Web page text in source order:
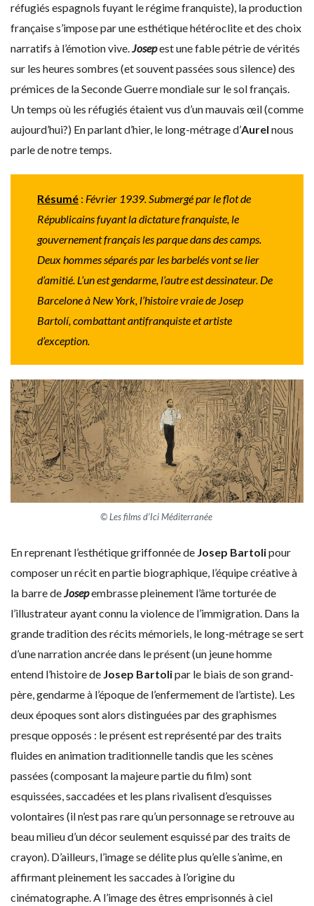
réfugiés espagnols fuyant le régime franquiste), la production
française s’impose par une esthétique hétéroclite et des choix
narratifs à l’émotion vive.Josepest une fable pétrie de vérités
sur les heures sombres (et souvent passées sous silence) des
prémices de la Seconde Guerre mondiale sur le sol français.
Un temps où les réfugiés étaient vus d’un mauvais œil (comme
aujourd’hui?) En parlant d’hier, le long-métrage d’Aurel nous
parle de notre temps.
Résumé : Février 1939. Submergé par le flot de
Républicains fuyant la dictature franquiste, le
gouvernement français les parque dans des camps.
Deux hommes séparés par les barbelés vont se lier
d’amitié. L’un est gendarme, l’autre est dessinateur. De
Barcelone à New York, l’histoire vraie de Josep
Bartolí, combattant antifranquiste et artiste
d’exception.
© Les films d’Ici Méditerranée
En reprenant l’esthétique griffonnée de Josep Bartolipour
composer un récit en partie biographique, l’équipe créative à
la barre deJosepembrasse pleinement l’âme torturée de
l’illustrateur ayant connu la violence de l’immigration. Dans la
grande tradition des récits mémoriels, le long-métrage se sert
d’une narration ancrée dans le présent (un jeune homme
entend l’histoire de Josep Bartolipar le biais de son grand-
père, gendarme à l’époque de l’enfermement de l’artiste). Les
deux époques sont alors distinguées par des graphismes
presque opposés : le présent est représenté par des traits
fluides en animation traditionnelle tandis que les scènes
passées (composant la majeure partie du film) sont
esquissées, saccadées et les plans rivalisent d’esquisses
volontaires (il n’est pas rare qu’un personnage se retrouve au
beau milieu d’un décor seulement esquissé par des traits de
crayon). D’ailleurs, l’image se délite plus qu’elle s’anime, en
affirmant pleinement les saccades à l’origine du
cinématographe. A l’image des êtres emprisonnés à ciel